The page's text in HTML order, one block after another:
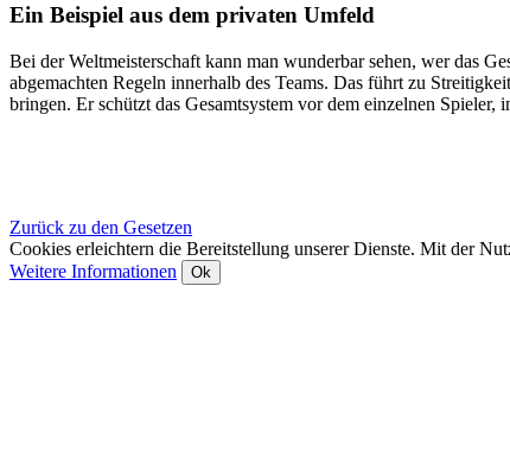
Ein Beispiel aus dem privaten Umfeld
Bei der Weltmeisterschaft kann man wunderbar sehen, wer das
abgemachten Regeln innerhalb des Teams. Das führt zu
bringen. Er schützt das Gesamtsystem vor dem einzelnen
Zurück zu den Gesetzen
Cookies erleichtern die Bereitstellung unserer Dienste. Mit der
Weitere Informationen
Ok